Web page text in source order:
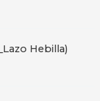
Hebilla)